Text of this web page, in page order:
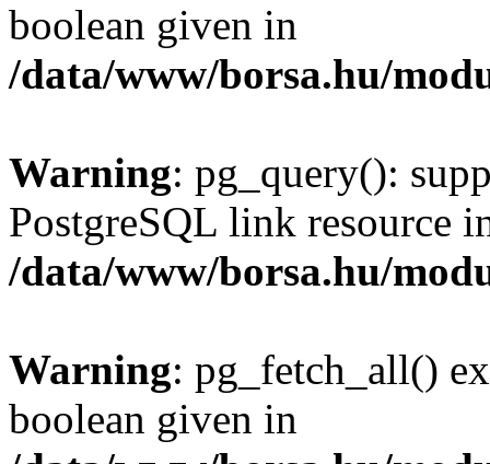
boolean given in
/data/www/borsa.hu/
Warning: pg_query():
PostgreSQL link resource
/data/www/borsa.hu/
Warning: pg_fetch_all()
boolean given in